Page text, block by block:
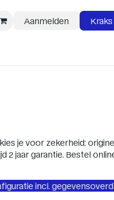
Aanmelden
je voor zekerheid:
2 jaar garantie. Bestel
gegevensoverdracht